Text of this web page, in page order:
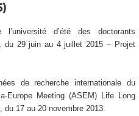
l’université d’été des doctorants
du 29 juin au 4 juillet 2015 – Projet
de recherche internationale du
Europe Meeting (ASEM) Life Long
du 17 au 20 novembre 2013.